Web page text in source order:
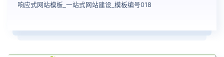
响应式网站模板_一站式网站建设_模板编号018